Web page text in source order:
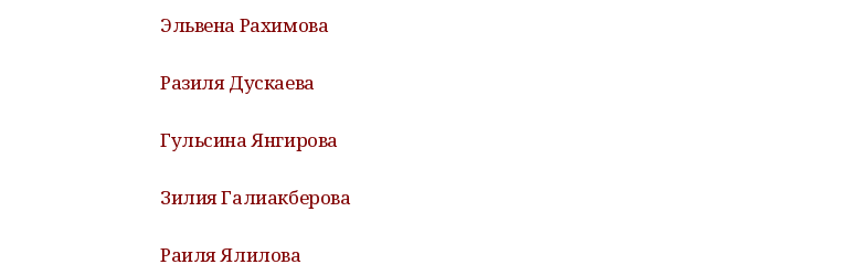
Эльвена Рахимова
Разиля Дускаева
Гульсина Янгирова
Зилия Галиакберова
Раиля Ялилова